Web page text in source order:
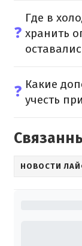
❓
Где в
хранить
❓ Какие
учесть
НОВОСТИ